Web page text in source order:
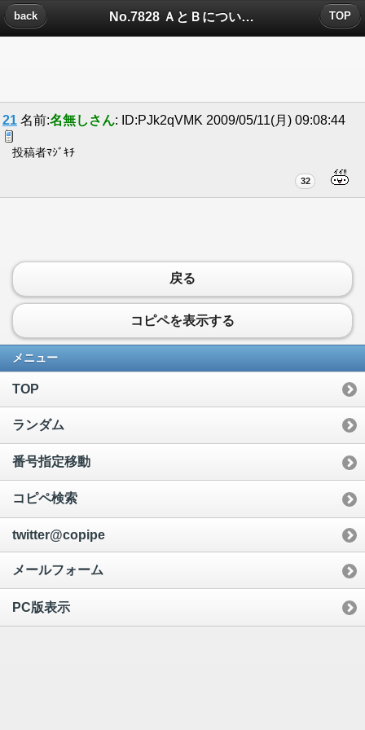
No.7828 ＡとＢについたコメント
back TOP
21 名前:名無しさん: ID:PJk2qVMK 2009/05/11(月) 09:08:44
投稿者ﾏｼﾞｷﾁ
32
戻る
コピペを表示する
メニュー
TOP
ランダム
番号指定移動
コピペ検索
twitter@copipe
メールフォーム
PC版表示